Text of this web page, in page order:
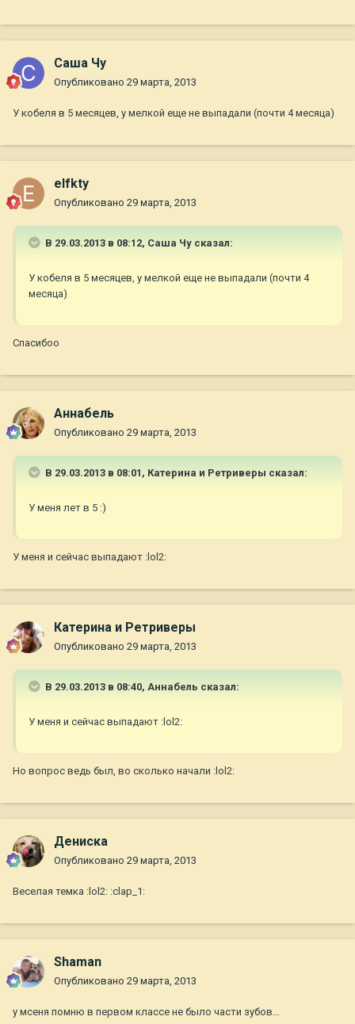
Саша Чу
Опубликовано 29 марта, 2013
У кобеля в 5 месяцев, у мелкой еще не выпадали (почти 4 месяца)
elfkty
Опубликовано 29 марта, 2013
В 29.03.2013 в 08:12, Саша Чу сказал:
У кобеля в 5 месяцев, у мелкой еще не выпадали (почти 4
месяца)
Спасибоо
Aннaбель
Опубликовано 29 марта, 2013
В 29.03.2013 в 08:01, Катерина и Ретриверы сказал:
У меня лет в 5 :)
У меня и сейчас выпадают :lol2:
Катерина и Ретриверы
Опубликовано 29 марта, 2013
В 29.03.2013 в 08:40, Aннaбель сказал:
У меня и сейчас выпадают :lol2:
Но вопрос ведь был, во сколько начали :lol2:
Дениска
Опубликовано 29 марта, 2013
Веселая темка :lol2: :clap_1:
Shaman
Опубликовано 29 марта, 2013
у мсеня помню в первом классе не было части зубов...